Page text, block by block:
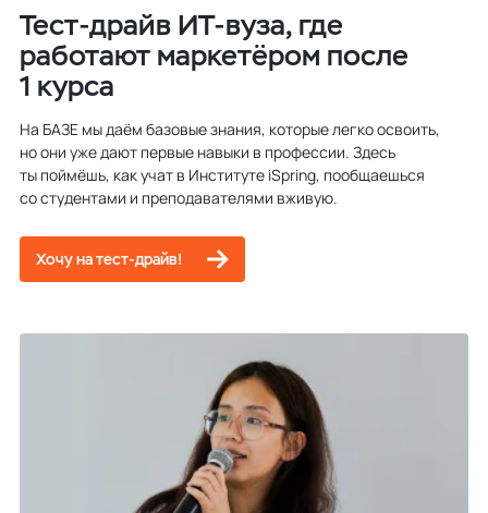
Тест-драйв ИТ-вуза, где
работают маркетёром после
1 курса
На БАЗЕ мы даём базовые знания, которые легко освоить,
но они уже дают первые навыки в профессии. Здесь
ты поймёшь, как учат в Институте iSpring, пообщаешься
со студентами и преподавателями вживую.
Хочу на тест-драйв!